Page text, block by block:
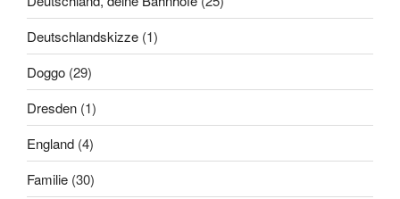
Deutschlandskizze (1)
Doggo (29)
Dresden (1)
England (4)
Familie (30)